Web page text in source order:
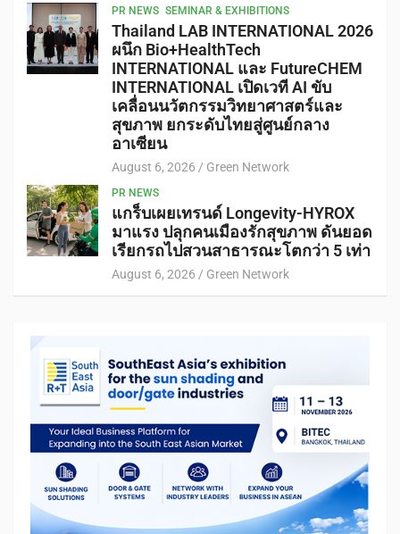
PR NEWS SEMINAR & EXHIBITIONS
Thailand LAB INTERNATIONAL 2026
ผนึก Bio+HealthTech
INTERNATIONAL และ FutureCHEM
INTERNATIONAL เปิดเวที AI ขับ
เคลื่อนนวัตกรรมวิทยาศาสตร์และ
สุขภาพ ยกระดับไทยสู่ศูนย์กลาง
อาเซียน
August 6, 2026 Green Network
PR NEWS
แกร็บเผยเทรนด์ Longevity-HYROX
มาแรง ปลุกคนเมืองรักสุขภาพ ดันยอด
เรียกรถไปสวนสาธารณะโตกว่า 5 เท่า
August 6, 2026 Green Network